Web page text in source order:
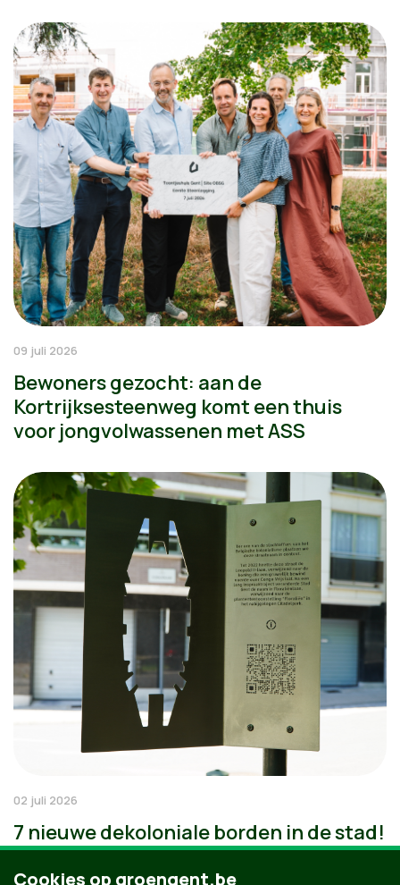
09 juli 2026
Bewoners gezocht: aan de
Kortrijksesteenweg komt een thuis
voor jongvolwassenen met ASS
02 juli 2026
7 nieuwe dekoloniale borden in de stad!
Cookies op groengent.be